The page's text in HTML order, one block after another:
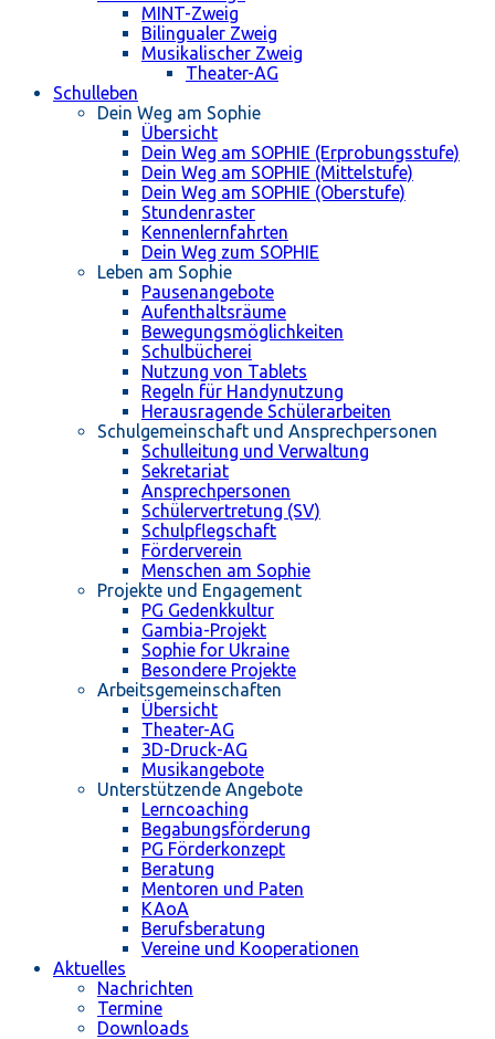
MINT-Zweig
Bilingualer Zweig
Musikalischer Zweig
Theater-AG
Schulleben
Dein Weg am Sophie
Übersicht
Dein Weg am SOPHIE (Erprobungsstufe)
Dein Weg am SOPHIE (Mittelstufe)
Dein Weg am SOPHIE (Oberstufe)
Stundenraster
Kennenlernfahrten
Dein Weg zum SOPHIE
Leben am Sophie
Pausenangebote
Aufenthaltsräume
Bewegungsmöglichkeiten
Schulbücherei
Nutzung von Tablets
Regeln für Handynutzung
Herausragende Schülerarbeiten
Schulgemeinschaft und Ansprechpersonen
Schulleitung und Verwaltung
Sekretariat
Ansprechpersonen
Schülervertretung (SV)
Schulpflegschaft
Förderverein
Menschen am Sophie
Projekte und Engagement
PG Gedenkkultur
Gambia-Projekt
Sophie for Ukraine
Besondere Projekte
Arbeitsgemeinschaften
Übersicht
Theater-AG
3D-Druck-AG
Musikangebote
Unterstützende Angebote
Lerncoaching
Begabungsförderung
PG Förderkonzept
Beratung
Mentoren und Paten
KAoA
Berufsberatung
Vereine und Kooperationen
Aktuelles
Nachrichten
Termine
Downloads